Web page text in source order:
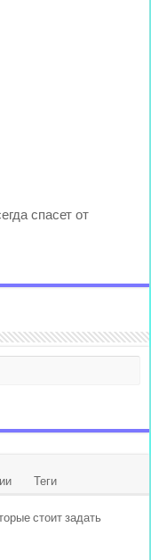
спасет от
Теги
стоит задать